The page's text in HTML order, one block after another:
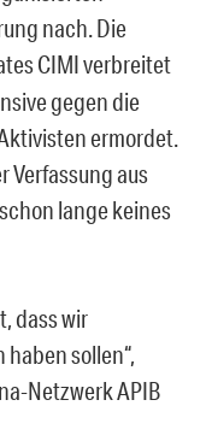
nach. Die
CIMI verbreitet
gegen die
ermordet.
Verfassung aus
lange keines
dass wir
sollen“,
Netzwerk APIB